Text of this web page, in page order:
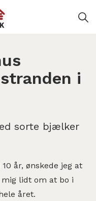
i
sorte bjælker
år, ønskede jeg at
lidt om at bo i
året.